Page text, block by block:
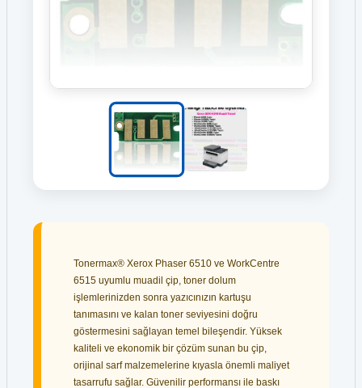
Tonermax® Xerox Phaser 6510 ve WorkCentre
6515 uyumlu muadil çip, toner dolum
işlemlerinizden sonra yazıcınızın kartuşu
tanımasını ve kalan toner seviyesini doğru
göstermesini sağlayan temel bileşendir. Yüksek
kaliteli ve ekonomik bir çözüm sunan bu çip,
orijinal sarf malzemelerine kıyasla önemli maliyet
tasarrufu sağlar. Güvenilir performansı ile baskı